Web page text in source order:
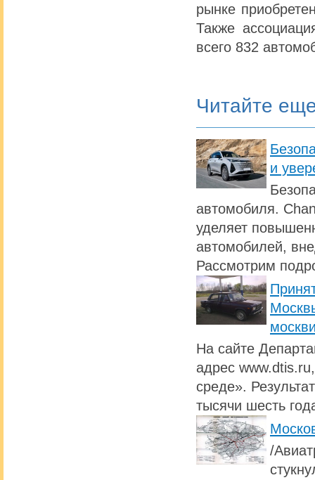
рынке
Также
всего 832
Читайте
и
автомобиля.
уделяет
автомобилей,
Рассмотрим
На сайте
адрес
среде».
тысячи шесть
/